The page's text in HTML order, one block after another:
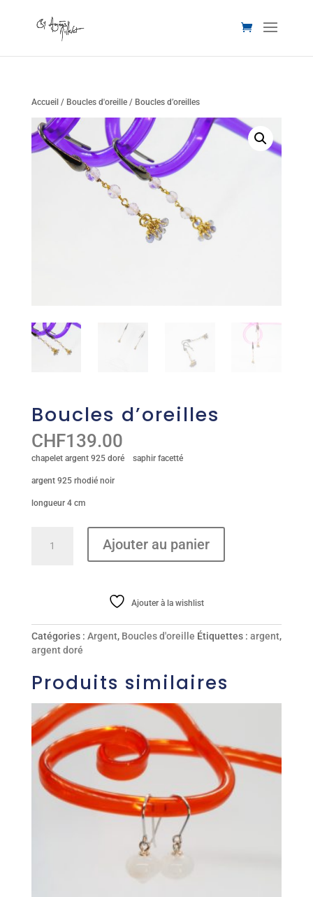
Accueil / Boucles d'oreille/ Boucles d’oreilles
Boucles d’oreilles
CHF139.00
chapelet argent 925 doré saphir facetté
argent 925 rhodié noir
longueur 4 cm
Ajouter au panier
Ajouter à la wishlist
Catégories : Argent, Boucles d'oreille Étiquettes : argent,
argent doré
Produits similaires